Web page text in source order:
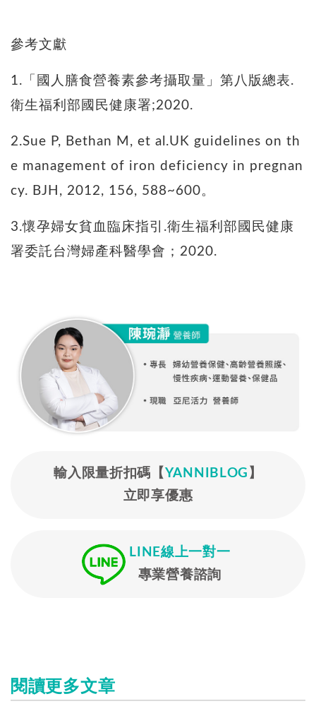
參考文獻
1.「國人膳食營養素參考攝取量」第八版總表.
衛生福利部國民健康署;2020.
2.Sue P, Bethan M, et al.UK guidelines on th
e management of iron deficiency in pregnan
cy. BJH, 2012, 156, 588~600。
3.懷孕婦女貧血臨床指引.衛生福利部國民健康
署委託台灣婦產科醫學會；2020.
輸入限量折扣碼【 YANNIBLOG 】
立即享優惠
LINE線上一對一
專業營養諮詢
閱讀更多文章